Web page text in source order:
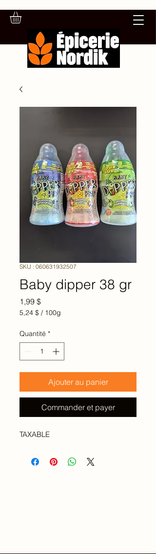
SKU : 060631932507
Baby dipper 38 gr
1,99 $Prix
5,24 $ / 100g
pour
100
Grammes
Quantité *
Ajouter au panier
Commander et payer
TAXABLE